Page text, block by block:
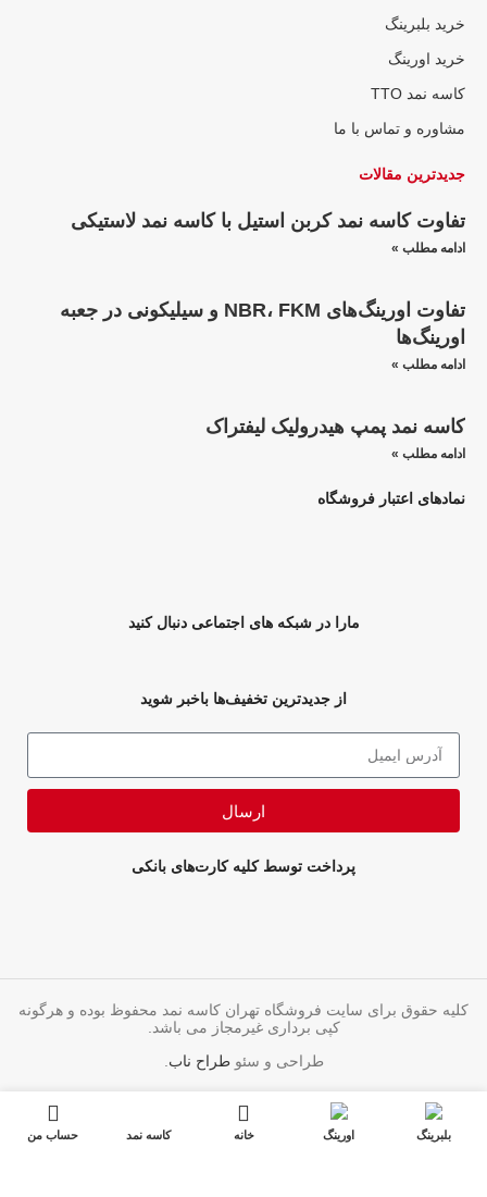
خرید بلبرینگ
خرید اورینگ
کاسه نمد TTO
مشاوره و تماس با ما
جدیدترین مقالات
تفاوت کاسه نمد کربن استیل با کاسه نمد لاستیکی
ادامه مطلب »
تفاوت اورینگ‌های NBR، FKM و سیلیکونی در جعبه
اورینگ‌ها
ادامه مطلب »
کاسه نمد پمپ هیدرولیک لیفتراک
ادامه مطلب »
نمادهای اعتبار فروشگاه
مارا در شبکه های اجتماعی دنبال کنید
از جدیدترین تخفیف‌ها باخبر شوید
ارسال
پرداخت توسط کلیه کارت‌های بانکی
کلیه حقوق برای سایت فروشگاه تهران کاسه نمد محفوظ بوده و هرگونه
کپی برداری غیرمجاز می باشد.
طراحی و سئوطراح ناب
بلبرینگ اورینگ خانه کاسه نمد حساب من